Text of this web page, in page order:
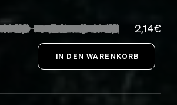
2,14€